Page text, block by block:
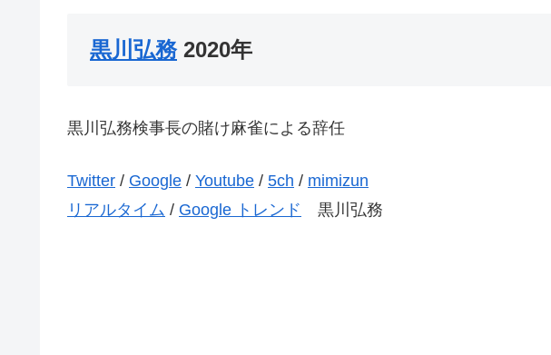
黒川弘務2020年
黒川弘務検事長の賭け麻雀による辞任
Twitter / Google / Youtube / 5ch / mimizun
リアルタイム / Google トレンド 黒川弘務